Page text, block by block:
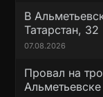
В
Татарстан, 32
07.08.2026
Провал на